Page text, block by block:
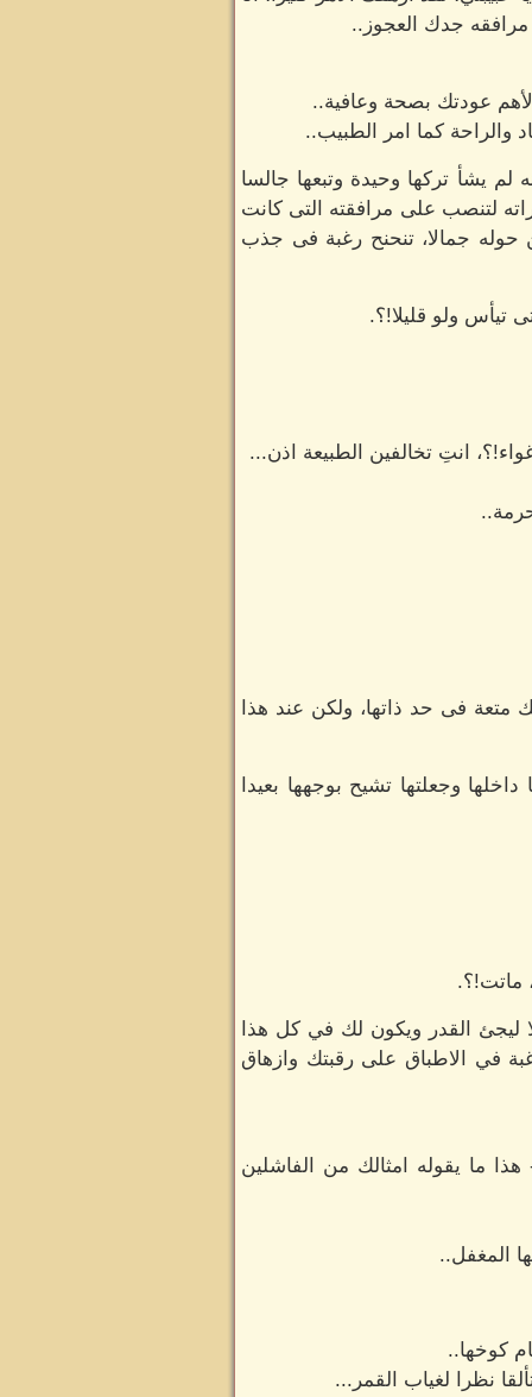
مرافقه جدك العجوز..
عودتك بصحة وعافية..
كما امر الطبيب..
يشأ تركها وحيدة وتبعها جالسا
لتنصب على مرافقته التى كانت
حوله جمالا، تنحنح رغبة فى جذب
تيأس ولو قليلا!؟.
انتِ تخالفين الطبيعة اذن...
فى حد ذاتها، ولكن عند هذا
وجعلتها تشيح بوجهها بعيدا
ماتت!؟.
ليجئ القدر ويكون لك في كل هذا
في الاطباق على رقبتك وازهاق
ما يقوله امثالك من الفاشلين
المغفل..
كوخها..
نظرا لغياب القمر...